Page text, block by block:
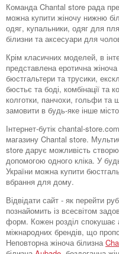
Команда Chantal store рада
можна купити жіночу нижню
одяг, купальники, одяг для
білизни та аксесуари для
Крім класичних моделей, в
представлена ​​еротична
бюстгальтери та трусики,
бюстьє та боді, комбінації та
колготки, панчохи, гольфи та
замовити в будь-яке інше
Інтернет-бутік chantal-
магазину Chantal store.
store дарує можливість
допомогою одного кліка. У
України можна купити
вбрання для дому.
Відвідати сайт - як перейти
познайомить із всесвітом
форм. Кожен розділ спокушає
міжнародних брендів, що
Неповторна жіноча білизна